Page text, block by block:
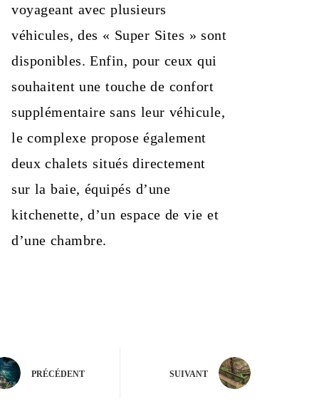
voyageant avec plusieurs
véhicules, des « Super Sites » sont
disponibles. Enfin, pour ceux qui
souhaitent une touche de confort
supplémentaire sans leur véhicule,
le complexe propose également
deux chalets situés directement
sur la baie, équipés d’une
kitchenette, d’un espace de vie et
d’une chambre.
PRÉCÉDENT SUIVANT